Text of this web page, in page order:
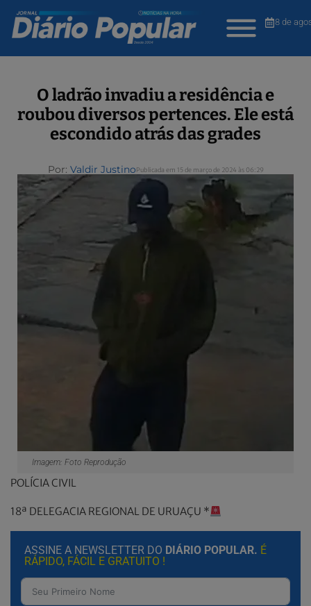
8 de
O ladrão invadiu a residência e
roubou diversos pertences. Ele está
escondido atrás das grades
Por: Valdir JustinoPublicada em 15 de março de 2024 às 06:29
Imagem: Foto Reprodução
POLÍCIA CIVIL
18ª DELEGACIA REGIONAL DE URUAÇU *
ASSINE A NEWSLETTER DO DIÁRIO POPULAR. É
RÁPIDO, FÁCIL E GRATUITO !